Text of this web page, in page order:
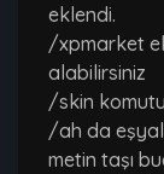
eklendi.
/xpmarket
alabilirsiniz
/skin
/ah da
metin taşı